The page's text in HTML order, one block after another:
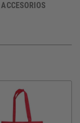
ACCESORIOS